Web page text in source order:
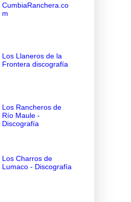
CumbiaRanchera.co
m
Los Llaneros de la
Frontera discografía
Los Rancheros de
Río Maule -
Discografía
Los Charros de
Lumaco - Discografía